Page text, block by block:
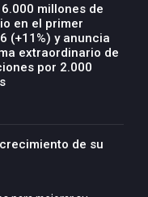
millones de
en el primer
(+11%) y anuncia
extraordinario de
por 2.000
de su
presente en siete